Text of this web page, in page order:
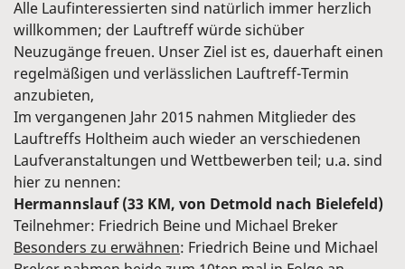
Alle Laufinteressierten sind natürlich immer herzlich
willkommen; der Lauftreff würde sichüber
Neuzugänge freuen. Unser Ziel ist es, dauerhaft einen
regelmäßigen und verlässlichen Lauftreff-Termin
anzubieten,
Im vergangenen Jahr 2015 nahmen Mitglieder des
Lauftreffs Holtheim auch wieder an verschiedenen
Laufveranstaltungen und Wettbewerben teil; u.a. sind
hier zu nennen:
Hermannslauf (33 KM, von Detmold nach Bielefeld)
Teilnehmer: Friedrich Beine und Michael Breker
Besonders zu erwähnen: Friedrich Beine und Michael